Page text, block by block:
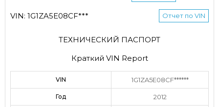
VIN: 1G1ZA5E08CF*** Отчет по VIN
ТЕХНИЧЕСКИЙ ПАСПОРТ
Краткий VIN Report
VIN 1G1ZA5E08CF******
Год 2012